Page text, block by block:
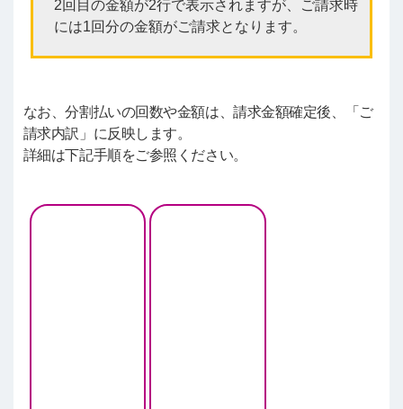
2回目の金額が2行で表示されますが、ご請求時
には1回分の金額がご請求となります。
なお、分割払いの回数や金額は、請求金額確定後、「ご
請求内訳」に反映します。
詳細は下記手順をご参照ください。